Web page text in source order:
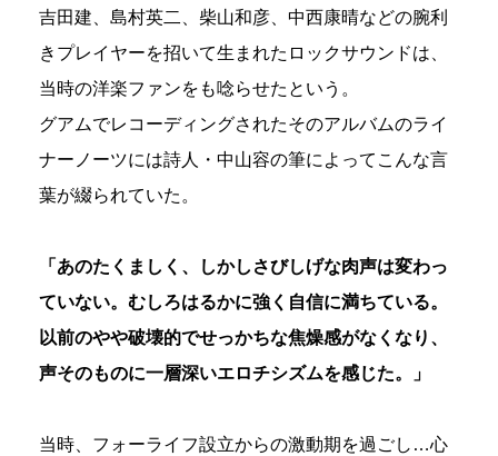
吉田建、島村英二、柴山和彦、中西康晴などの腕利
きプレイヤーを招いて生まれたロックサウンドは、
当時の洋楽ファンをも唸らせたという。
グアムでレコーディングされたそのアルバムのライ
ナーノーツには詩人・中山容の筆によってこんな言
葉が綴られていた。
「あのたくましく、しかしさびしげな肉声は変わっ
ていない。むしろはるかに強く自信に満ちている。
以前のやや破壊的でせっかちな焦燥感がなくなり、
声そのものに一層深いエロチシズムを感じた。」
当時、フォーライフ設立からの激動期を過ごし…心